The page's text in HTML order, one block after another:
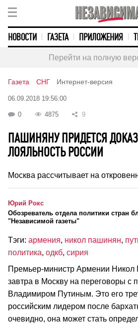
НОВОСТИ ГАЗЕТА ПРИЛОЖЕНИЯ
Перейти на полную
Газета СНГ Интернет-версия
06.09.2018 19:56:00
0 4875 9
ПАШИНЯНУ ПРИДЕТСЯ
ЛОЯЛЬНОСТЬ РОССИИ
Москва рассчитывает на
Юрий Рокс
Обозреватель отдела политики стран
"Независимой газеты"
Тэги: армения, никол пашинян,
политика, одкб, сирия
Премьер-министр Армении
завтра в Москву на переговоры с
Владимиром Путиным. Это его
российским лидером после
очевидно, она может стать